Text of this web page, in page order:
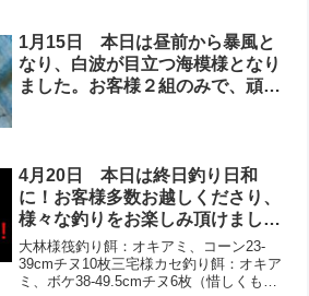
1月15日 本日は昼前から暴風と
なり、白波が目立つ海模様となり
ました。お客様２組のみで、頑張
た様子。当たり自体も小さくなっ
てきているので、風が強いといっ
そう難易度が高そうです…！
4月20日 本日は終日釣り日和
に！お客様多数お越しくださり、
様々な釣りをお楽しみ頂けまし
た‼︎チヌは2桁枚数に加え、良型
多数！惜しくも歳無しならずも複
数‼︎泳がせ釣りでは70cmオーバ
大林様筏釣り餌：オキアミ、コーン23-
39cmチヌ10枚三宅様カセ釣り餌：オキア
ミ、ボケ38-49.5cmチヌ6枚（惜しくも歳